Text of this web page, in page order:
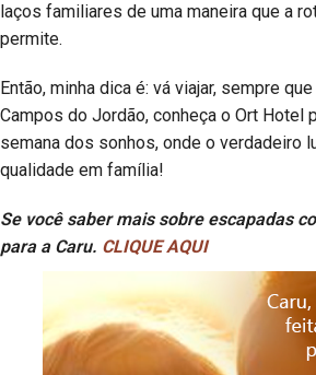
laços familiares de uma maneira que a
permite.
Então, minha dica é: vá viajar, sempre
Campos do Jordão, conheça o Ort Hotel
semana dos sonhos, onde o verdadeiro
qualidade em família!
Se você saber mais sobre escapadas
para a Caru. CLIQUE AQUI